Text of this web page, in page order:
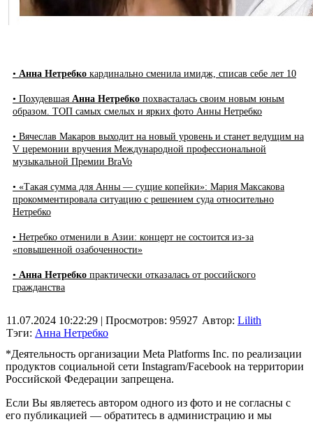
• Анна Нетребко кардинально сменила имидж, списав себе лет 10
• Похудевшая Анна Нетребко похвасталась своим новым юным
образом. ТОП самых смелых и ярких фото Анны Нетребко
• Вячеслав Макаров выходит на новый уровень и станет ведущим на
V церемонии вручения Международной профессиональной
музыкальной Премии BraVo
• «Такая сумма для Анны — сущие копейки»: Мария Максакова
прокомментировала ситуацию с решением суда относительно
Нетребко
• Нетребко отменили в Азии: концерт не состоится из-за
«повышенной озабоченности»
• Анна Нетребко практически отказалась от российского
гражданства
11.07.2024 10:22:29 | Просмотров: 95927
Тэги: Анна Нетребко
Автор: Lilith
*Деятельность организации Meta Platforms Inc. по реализации
продуктов социальной сети Instagram/Facebook на территории
Российской Федерации запрещена.
Если Вы являетесь автором одного из фото и не согласны с
его публикацией — обратитесь в администрацию и мы